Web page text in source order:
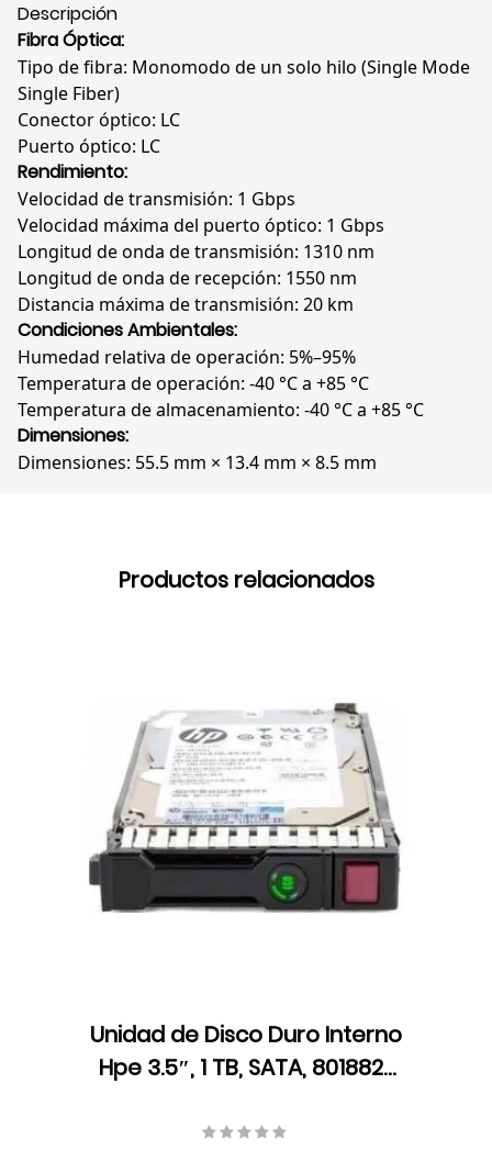
SMF
cantidad
Descripción
Fibra Óptica:
Tipo de fibra: Monomodo de un solo hilo (Single Mode
Single Fiber)
Conector óptico: LC
Puerto óptico: LC
Rendimiento:
Velocidad de transmisión: 1 Gbps
Velocidad máxima del puerto óptico: 1 Gbps
Longitud de onda de transmisión: 1310 nm
Longitud de onda de recepción: 1550 nm
Distancia máxima de transmisión: 20 km
Condiciones Ambientales:
Humedad relativa de operación: 5%–95%
Temperatura de operación: -40 °C a +85 °C
Temperatura de almacenamiento: -40 °C a +85 °C
Dimensiones:
Dimensiones: 55.5 mm × 13.4 mm × 8.5 mm
Productos relacionados
Unidad de Disco Duro Interno
Hpe 3.5″, 1 TB, SATA, 801882-